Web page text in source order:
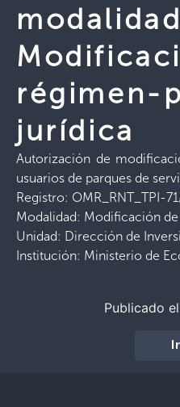
modalidad
régimen-
jurídica
Autorización de
usuarios de parques de
Registro: OMR_RNT_TPI-
Modalidad: Modificación
Unidad: Dirección de
Institución: Ministerio de
Publicado